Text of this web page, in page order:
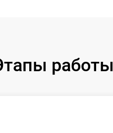
работы